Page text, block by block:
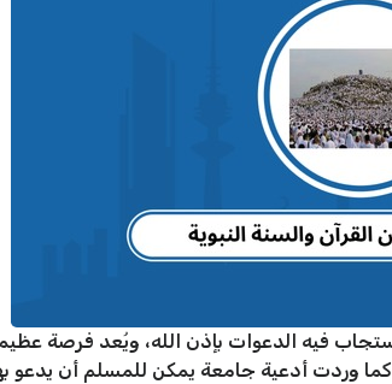
فيه الدعوات بإذن الله، ويُعد فرصة عظيمة
كما وردت أدعية جامعة يمكن للمسلم أن يدعو